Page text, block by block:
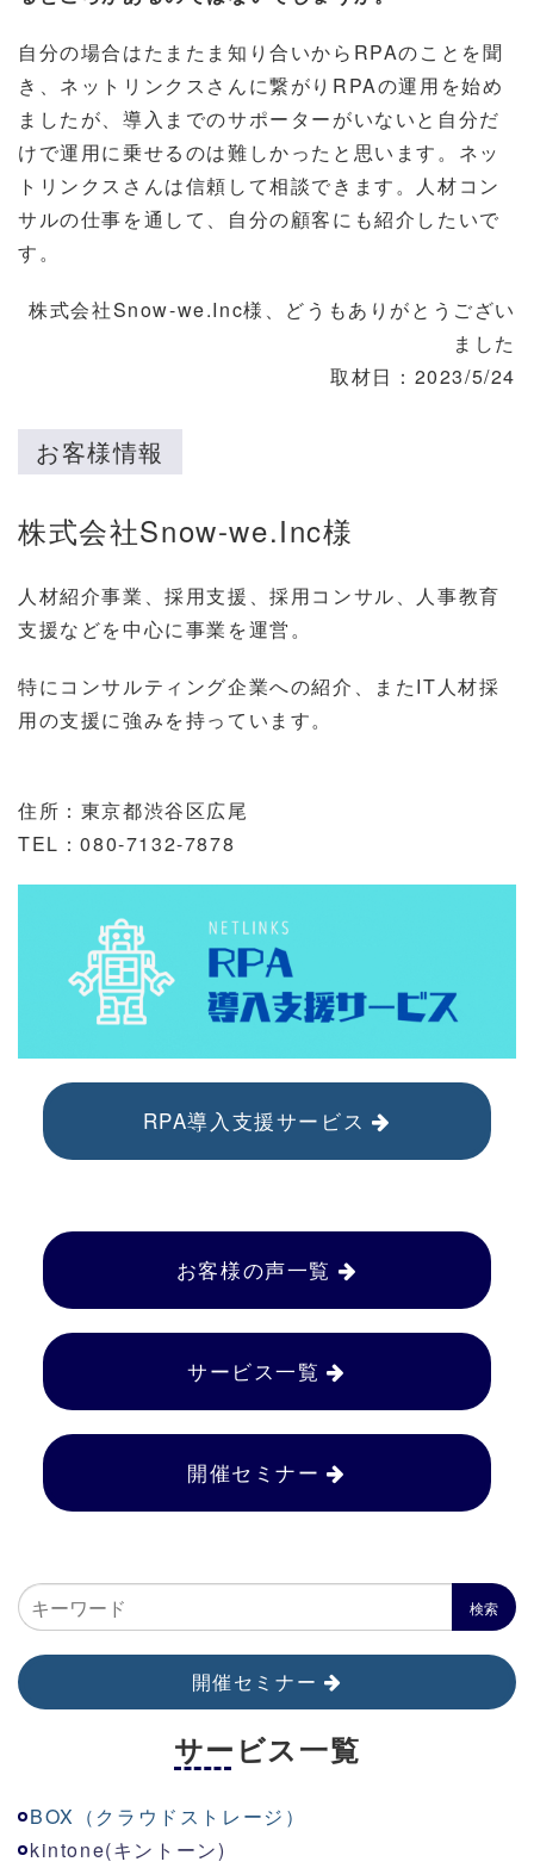
自分の場合はたまたま知り合いからRPAのことを聞
き、ネットリンクスさんに繋がりRPAの運用を始め
ましたが、導入までのサポーターがいないと自分だ
けで運用に乗せるのは難しかったと思います。ネッ
トリンクスさんは信頼して相談できます。人材コン
サルの仕事を通して、自分の顧客にも紹介したいで
す。
株式会社Snow-we.Inc様、どうもありがとうござい
ました
取材日：2023/5/24
お客様情報
株式会社Snow-we.Inc様
人材紹介事業、採用支援、採用コンサル、人事教育
支援などを中心に事業を運営。
特にコンサルティング企業への紹介、またIT人材採
用の支援に強みを持っています。
住所：東京都渋谷区広尾
TEL：080-7132-7878
RPA導入支援サービス
お客様の声一覧
サービス一覧
開催セミナー
開催セミナー
サービス一覧
BOX（クラウドストレージ）
kintone(キントーン)